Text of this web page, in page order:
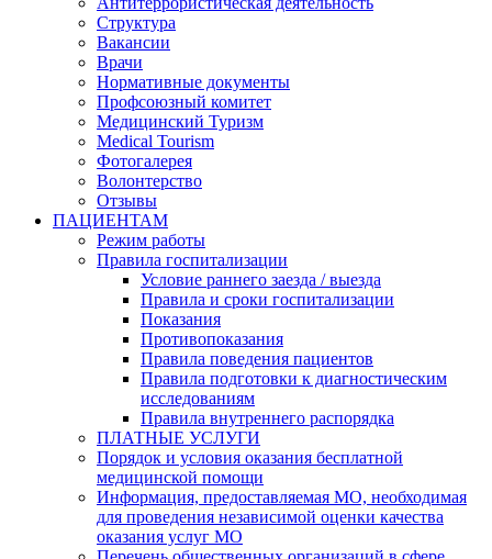
Структура
Вакансии
Врачи
Нормативные документы
Профсоюзный комитет
Медицинский Туризм
Medical Tourism
Фотогалерея
Волонтерство
Отзывы
ПАЦИЕНТАМ
Режим работы
Правила госпитализации
Условие раннего заезда / выезда
Правила и сроки госпитализации
Показания
Противопоказания
Правила поведения пациентов
Правила подготовки к диагностическим
исследованиям
Правила внутреннего распорядка
ПЛАТНЫЕ УСЛУГИ
Порядок и условия оказания бесплатной
медицинской помощи
Информация, предоставляемая МО, необходимая
для проведения независимой оценки качества
оказания услуг МО